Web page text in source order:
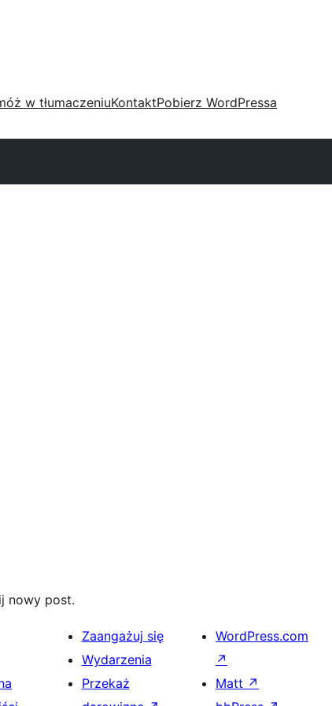
w tłumaczeniuKontaktPobierz WordPressa
nowy post.
Zaangażuj się
Wydarzenia
Przekaż
WordPress.com
↗
Matt ↗